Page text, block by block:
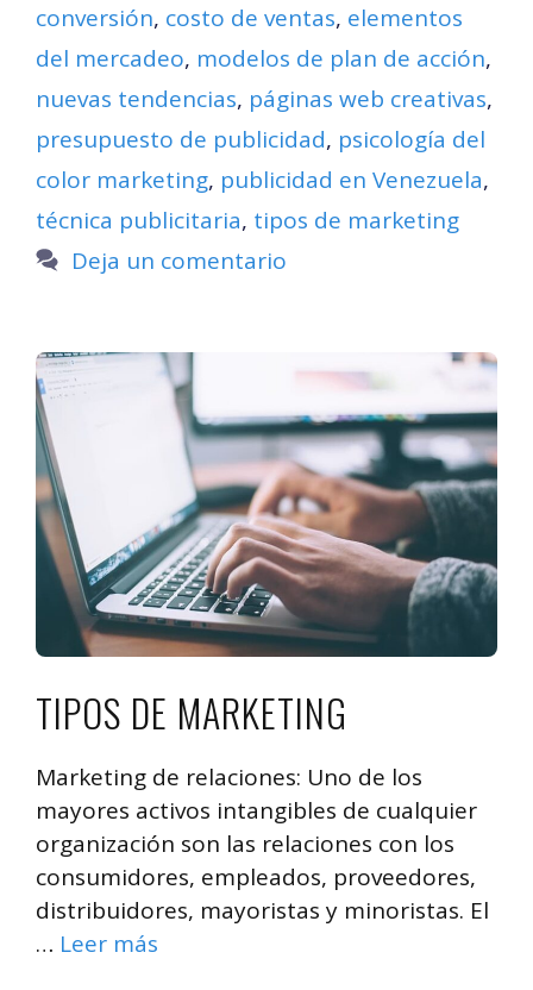
conversión, costo de ventas, elementos
del mercadeo, modelos de plan de acción,
nuevas tendencias, páginas web creativas,
presupuesto de publicidad, psicología del
color marketing, publicidad en Venezuela,
técnica publicitaria, tipos de marketing
Deja un comentario
TIPOS DE MARKETING
Marketing de relaciones: Uno de los
mayores activos intangibles de cualquier
organización son las relaciones con los
consumidores, empleados, proveedores,
distribuidores, mayoristas y minoristas. El
… Leer más